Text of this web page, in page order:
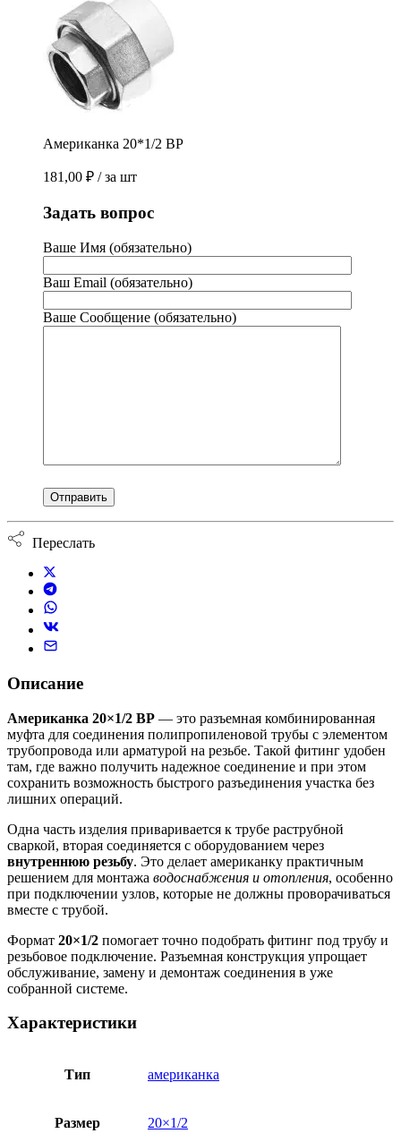
Американка 20*1/2 ВР
181,00 ₽ / за шт
Задать вопрос
Ваше Имя (обязательно)
Ваш Email (обязательно)
Ваше Сообщение (обязательно)
Переслать
Описание
Американка 20×1/2 ВР — это разъемная комбинированная
муфта для соединения полипропиленовой трубы с элементом
трубопровода или арматурой на резьбе. Такой фитинг удобен
там, где важно получить надежное соединение и при этом
сохранить возможность быстрого разъединения участка без
лишних операций.
Одна часть изделия приваривается к трубе раструбной
сваркой, вторая соединяется с оборудованием через
внутреннюю резьбу. Это делает американку практичным
решением для монтажа водоснабжения и отопления, особенно
при подключении узлов, которые не должны проворачиваться
вместе с трубой.
Формат 20×1/2 помогает точно подобрать фитинг под трубу и
резьбовое подключение. Разъемная конструкция упрощает
обслуживание, замену и демонтаж соединения в уже
собранной системе.
Характеристики
Тип американка
Размер 20×1/2